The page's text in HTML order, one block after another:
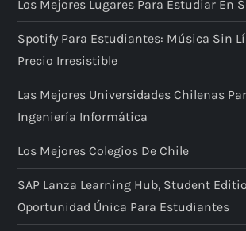
Los Mejores Lugares Para Estudiar En
Spotify Para Estudiantes: Música Sin
Precio Irresistible
Las Mejores Universidades Chilenas
Ingeniería Informática
Los Mejores Colegios De Chile
SAP Lanza Learning Hub, Student
Oportunidad Única Para Estudiantes